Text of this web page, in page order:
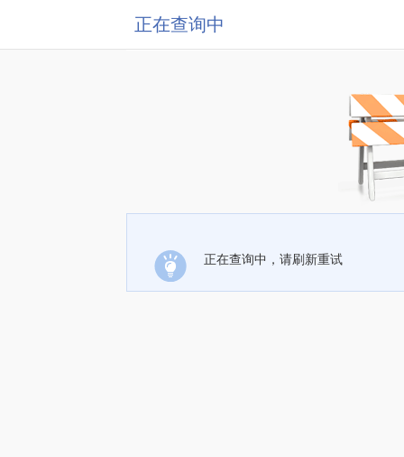
正在查询中
正在查询中，请刷新重试